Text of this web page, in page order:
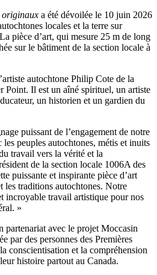
originaux a été dévoilée le 10 juin 2026
locales et la terre sur
pièce d’art, qui mesure 25 m de long
sur le bâtiment de la section locale à
autochtone Philip Cote de la
Point. Il est un aîné spirituel, un artiste
un historien et un gardien du
puissant de l’engagement de notre
les peuples autochtones, métis et inuits
travail vers la vérité et la
de la section locale 1006A des
puissante et inspirante pièce d’art
les traditions autochtones. Notre
incroyable travail artistique pour nos
»
partenariat avec le projet Moccasin
par des personnes des Premières
conscientisation et la compréhension
histoire partout au Canada.